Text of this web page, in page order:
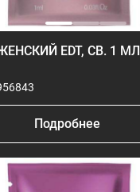
EDT, СВ. 1 МЛ
Подробнее